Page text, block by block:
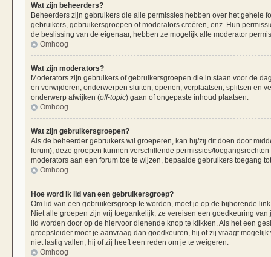
Wat zijn beheerders?
Beheerders zijn gebruikers die alle permissies hebben over het gehele
gebruikers, gebruikersgroepen of moderators creëren, enz. Hun
de beslissing van de eigenaar, hebben ze mogelijk alle moderator
Omhoog
Wat zijn moderators?
Moderators zijn gebruikers of gebruikersgroepen die in staan voor de
en verwijderen; onderwerpen sluiten, openen, verplaatsen, splitsen en
onderwerp afwijken (off-topic) gaan of ongepaste inhoud plaatsen.
Omhoog
Wat zijn gebruikersgroepen?
Als de beheerder gebruikers wil groeperen, kan hij/zij dit doen door
forum), deze groepen kunnen verschillende permissies/
moderators aan een forum toe te wijzen, bepaalde gebruikers toegang
Omhoog
Hoe word ik lid van een gebruikersgroep?
Om lid van een gebruikersgroep te worden, moet je op de bijhorende
Niet alle groepen zijn vrij toegankelijk, ze vereisen een goedkeuring
lid worden door op de hiervoor dienende knop te klikken. Als het een
groepsleider moet je aanvraag dan goedkeuren, hij of zij vraagt
niet lastig vallen, hij of zij heeft een reden om je te weigeren.
Omhoog